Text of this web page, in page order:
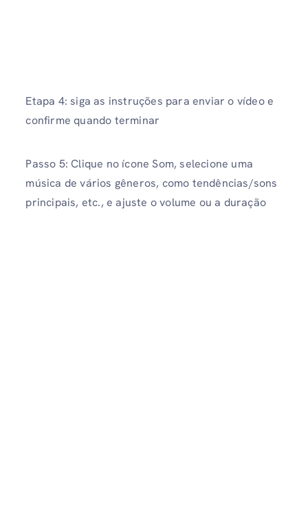
Etapa 4: siga as instruções para enviar o vídeo e
confirme quando terminar
Passo 5: Clique no ícone Som, selecione uma
música de vários gêneros, como tendências/sons
principais, etc., e ajuste o volume ou a duração